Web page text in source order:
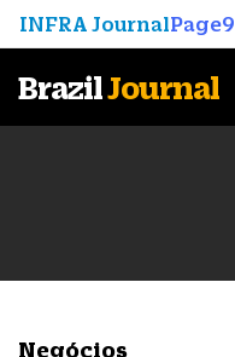
INFRA JournalPage9
BrazilJournal
Negócios